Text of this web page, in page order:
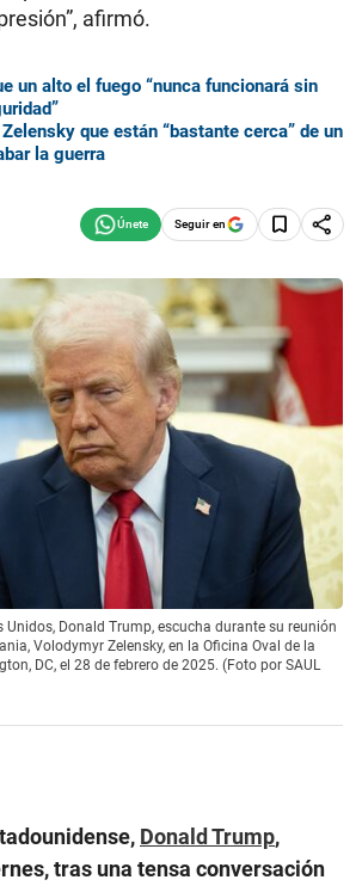
afirmó.
un alto el fuego “nunca funcionará sin
que están “bastante cerca” de un
la guerra
Seguir en
Unidos, Donald Trump, escucha durante su reunión
Volodymyr Zelensky, en la Oficina Oval de la
DC, el 28 de febrero de 2025. (Foto por SAUL
Donald Trump,
tras una tensa conversación